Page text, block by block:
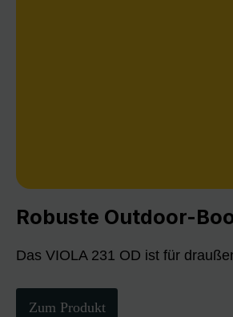
Robuste Outdoor-
Das VIOLA 231 OD ist für
Zum Produkt